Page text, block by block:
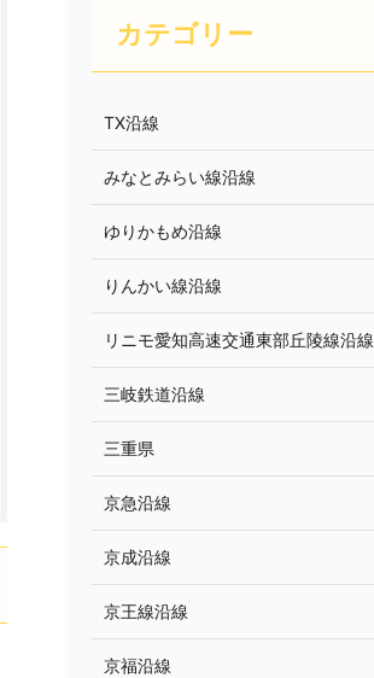
カテゴリー
TX沿線
みなとみらい線沿線
ゆりかもめ沿線
りんかい線沿線
リニモ愛知高速交通東部丘陵線沿線
三岐鉄道沿線
三重県
京急沿線
京成沿線
京王線沿線
京福沿線